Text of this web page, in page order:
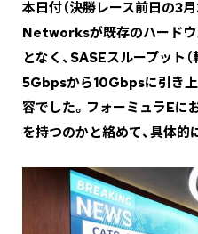
――本日付（決勝レース前日の3
Networksが既存のハードウ
となく、SASEスループット
5Gbpsから10Gbpsに引き
容でした。フォーミュラEに
を持つのかと絡めて、具体的